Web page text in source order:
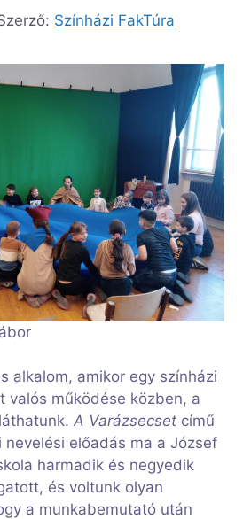
Színházi FakTúra
alkalom, amikor egy színházi
valós működése közben, a
A Varázsecset című
nevelési előadás ma a József
harmadik és negyedik
és voltunk olyan
a munkabemutató után